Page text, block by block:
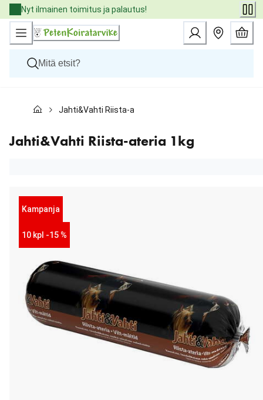
Skip
to
Content
Nyt ilmainen toimitus ja palautus!
Kissat
Eläinlääkäriruoat
Tuotemerkit
Jahti&Vahti Riista-ateria 1kg
Jahti&Vahti Riista-ateria 1kg
Kampanja
10 kpl -15 %